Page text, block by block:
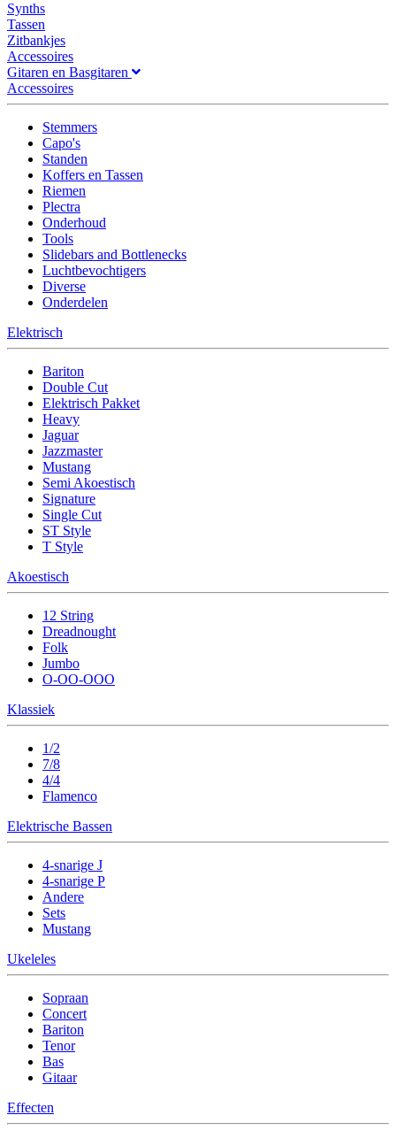
Synths
Tassen
Zitbankjes
Accessoires
Gitaren en Basgitaren
Accessoires
Stemmers
Capo's
Standen
Koffers en Tassen
Riemen
Plectra
Onderhoud
Tools
Slidebars and Bottlenecks
Luchtbevochtigers
Diverse
Onderdelen
Elektrisch
Bariton
Double Cut
Elektrisch Pakket
Heavy
Jaguar
Jazzmaster
Mustang
Semi Akoestisch
Signature
Single Cut
ST Style
T Style
Akoestisch
12 String
Dreadnought
Folk
Jumbo
O-OO-OOO
Klassiek
1/2
7/8
4/4
Flamenco
Elektrische Bassen
4-snarige J
4-snarige P
Andere
Sets
Mustang
Ukeleles
Sopraan
Concert
Bariton
Tenor
Bas
Gitaar
Effecten